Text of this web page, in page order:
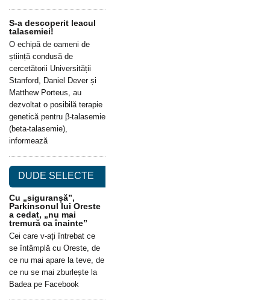
S-a descoperit leacul
talasemiei!
O echipă de oameni de
știință condusă de
cercetătorii Universității
Stanford, Daniel Dever și
Matthew Porteus, au
dezvoltat o posibilă terapie
genetică pentru β-talasemie
(beta-talasemie),
informează
DUDE SELECTE
Cu „siguranșă”,
Parkinsonul lui Oreste
a cedat, „nu mai
tremură ca înainte”
Cei care v-ați întrebat ce
se întâmplă cu Oreste, de
ce nu mai apare la teve, de
ce nu se mai zburlește la
Badea pe Facebook